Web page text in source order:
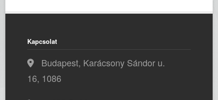
Kapcsolat
Budapest, Karácsony Sándor u.
16, 1086